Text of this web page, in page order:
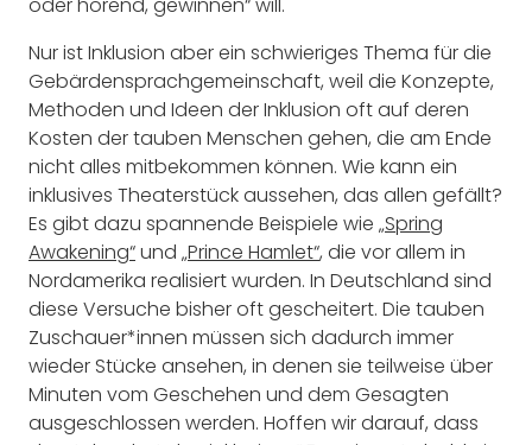
oder hörend, gewinnen“ will.
Nur ist Inklusion aber ein schwieriges Thema für die
Gebärdensprachgemeinschaft, weil die Konzepte,
Methoden und Ideen der Inklusion oft auf deren
Kosten der tauben Menschen gehen, die am Ende
nicht alles mitbekommen können. Wie kann ein
inklusives Theaterstück aussehen, das allen gefällt?
Es gibt dazu spannende Beispiele wie „Spring
Awakening“und „Prince Hamlet“, die vor allem in
Nordamerika realisiert wurden. In Deutschland sind
diese Versuche bisher oft gescheitert. Die tauben
Zuschauer*innen müssen sich dadurch immer
wieder Stücke ansehen, in denen sie teilweise über
Minuten vom Geschehen und dem Gesagten
ausgeschlossen werden. Hoffen wir darauf, dass